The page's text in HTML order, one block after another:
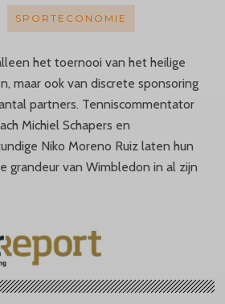
het toernooi van het heilige
maar ook van discrete sponsoring
partners. Tenniscommentator
Michiel Schapers en
Niko Moreno Ruiz laten hun
grandeur van Wimbledon in al zijn
SPORTECONOMIE